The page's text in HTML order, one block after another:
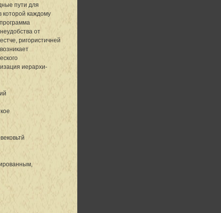
пути для
которой каждому
от
ригористичней
иерархи-